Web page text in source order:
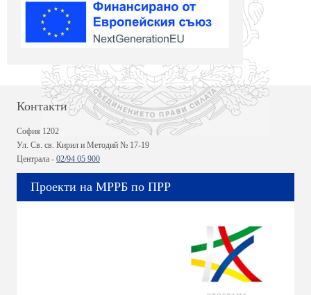
Контакти
София 1202
Ул. Св. св. Кирил и Методий № 17-19
Централа - 02/94 05 900
Проекти на МРРБ по ПРР